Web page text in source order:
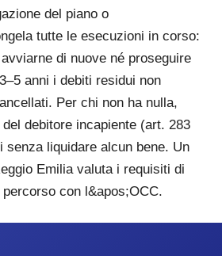
del piano o
tutte le esecuzioni in corso:
di nuove né proseguire
anni i debiti residui non
Per chi non ha nulla,
debitore incapiente (art. 283
senza liquidare alcun bene. Un
Emilia valuta i requisiti di
con l&apos;OCC.